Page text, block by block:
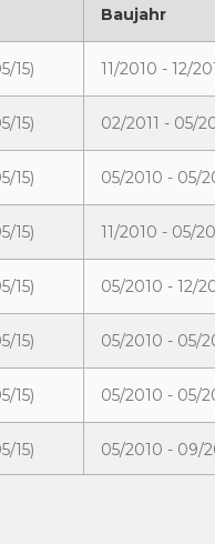
Baujahr
15) 11/2010 - 12/
15) 02/2011 - 05/
15) 05/2010 - 05/
15) 11/2010 - 05/
15) 05/2010 - 12/
15) 05/2010 - 05/
15) 05/2010 - 05/
15) 05/2010 - 09/